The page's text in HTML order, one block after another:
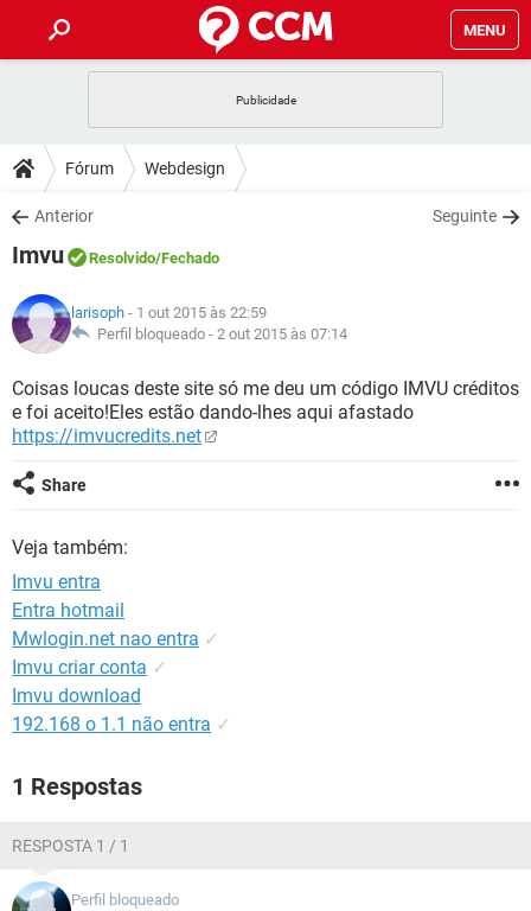
MENU
CELULAR
OUTLOOK
INSTAGRAM
GUIA DE COMPRAS
DICAS
JOGOS
INSTAGRAM
GUIA DE COMPRAS
DOWNLOADS
JOGOS
CELULAR
OUTLOOK EXCEL
INSTAGRAM
GUIA DE COMPRAS
FÓRUM
JOGOS
CELULAR
OUTLOOK EXCEL
INSTAGRAM
GUIA DE COMPRAS
GLOSSÁRIO
JOGOS WHATSAPP
CELULAR FACEBOOK
INSTAGRAM
GUIA DE COMPRAS
Fórum Webdesign
Anterior Seguinte
Imvu Resolvido/Fechado
larisoph - 1 out 2015 às 22:59
Perfil bloqueado - 2 out 2015 às 07:14
Coisas loucas deste site só me deu um código IMVU créditos
e foi aceito!Eles estão dando-lhes aqui afastado
https://imvucredits.net
Share
Veja também:
Imvu entra
Entra hotmail
Mwlogin.net nao entra ✓
Imvu criar conta ✓
Imvu download
192.168 o 1.1 não entra ✓
1 Respostas
RESPOSTA 1 / 1
Perfil bloqueado